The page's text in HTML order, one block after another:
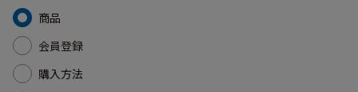
商品
会員登録
購入方法